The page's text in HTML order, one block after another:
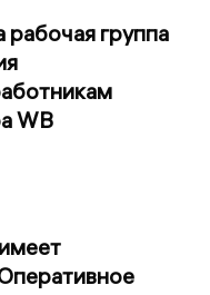
группа
WB